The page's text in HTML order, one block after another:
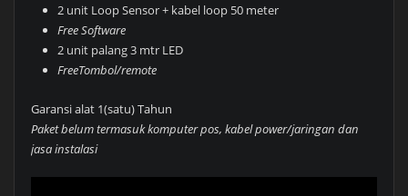
2 unit Loop Sensor + kabel loop 50 meter
Free Software
2 unit palang 3 mtr LED
FreeTombol/remote
Garansi alat 1(satu) Tahun
Paket belum termasuk komputer pos, kabel power/jaringan dan
jasa instalasi